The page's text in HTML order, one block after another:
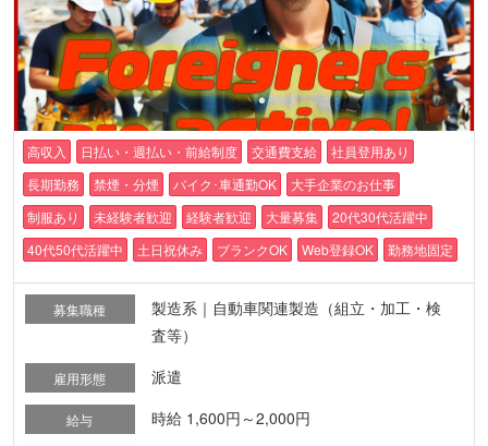
高収入 日払い・週払い・前給制度 交通費支給
社員登用あり
長期勤務
禁煙・分煙 バイク･車通勤OK
大手企業のお仕事
制服あり
未経験者歓迎 経験者歓迎 大量募集
20代30代活躍中
40代50代活躍中
土日祝休み ブランクOK Web登録OK 勤務地固定
募集職種
製造系｜自動車関連製造（組立・加工・検
査等）
雇用形態 派遣
給与 時給 1,600円～2,000円